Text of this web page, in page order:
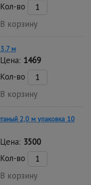
Кол-во
В корзину
3.7 м
Цена: 1469
Кол-во
В корзину
2,0 м упаковка 10
Цена: 3500
Кол-во
В корзину